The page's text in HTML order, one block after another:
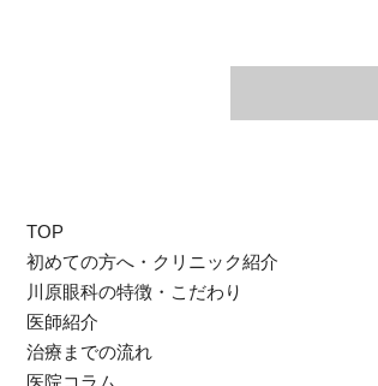
TOP
初めての方へ・クリニック紹介
川原眼科の特徴・こだわり
医師紹介
治療までの流れ
医院コラム